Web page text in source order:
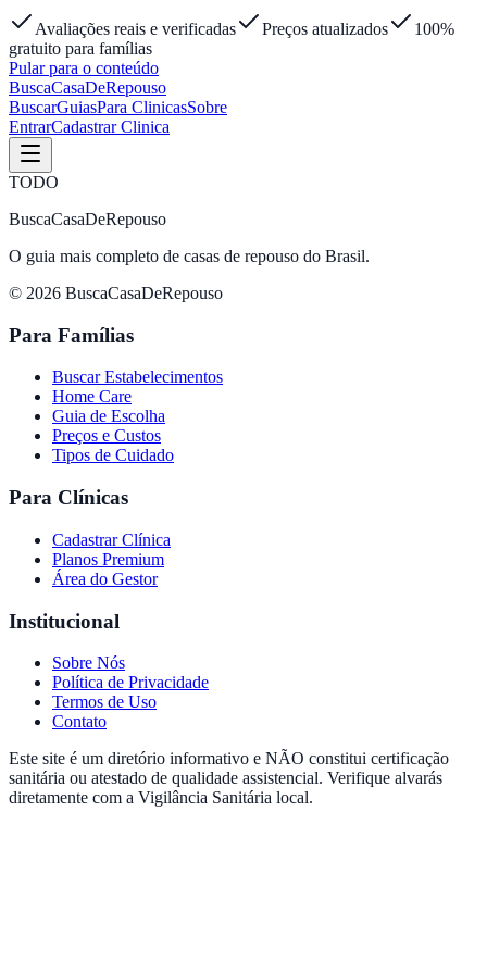
Avaliações reais e verificadas Preços atualizados
100%
gratuito para famílias
Pular para o conteúdo
BuscaCasaDeRepouso
BuscarGuiasPara ClinicasSobre
EntrarCadastrar Clinica
TODO
BuscaCasaDeRepouso
O guia mais completo de casas de repouso do Brasil.
© 2026 BuscaCasaDeRepouso
Para Famílias
Buscar Estabelecimentos
Home Care
Guia de Escolha
Preços e Custos
Tipos de Cuidado
Para Clínicas
Cadastrar Clínica
Planos Premium
Área do Gestor
Institucional
Sobre Nós
Política de Privacidade
Termos de Uso
Contato
Este site é um diretório informativo e NÃO constitui certificação
sanitária ou atestado de qualidade assistencial. Verifique alvarás
diretamente com a Vigilância Sanitária local.